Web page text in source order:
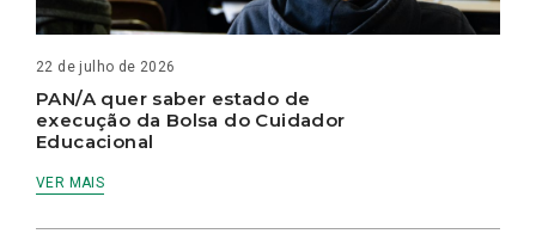
22 de julho de 2026
PAN/A quer saber estado de
execução da Bolsa do Cuidador
Educacional
VER MAIS